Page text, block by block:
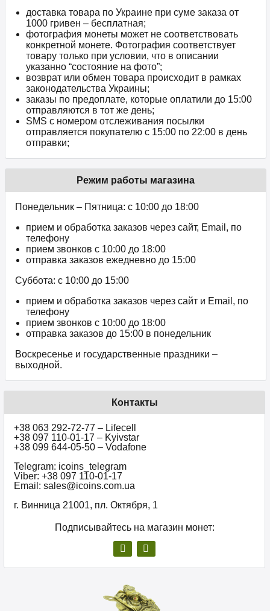
доставка товара по Украине при суме заказа от
1000 гривен – бесплатная;
фотография монеты может не соответствовать
конкретной монете. Фотография соответствует
товару только при условии, что в описании
указанно “состояние на фото”;
возврат или обмен товара происходит в рамках
законодательства Украины;
заказы по предоплате, которые оплатили до 15:00
отправляются в тот же день;
SMS с номером отслеживания посылки
отправляется покупателю с 15:00 по 22:00 в день
отправки;
Режим работы магазина
Понедельник – Пятница: с 10:00 до 18:00
прием и обработка заказов через сайт, Email, по
телефону
прием звонков c 10:00 до 18:00
отправка заказов ежедневно до 15:00
Суббота: с 10:00 до 15:00
прием и обработка заказов через сайт и Email, по
телефону
прием звонков c 10:00 до 18:00
отправка заказов до 15:00 в понедельник
Воскресенье и государственные праздники –
выходной.
Контакты
+38 063 292-72-77 – Lifecell
+38 097 110-01-17 – Kyivstar
+38 099 644-05-50 – Vodafone
Telegram: icoins_telegram
Viber: +38 097 110-01-17
Email: sales@icoins.com.ua
г. Винница 21001, пл. Октября, 1
Подписывайтесь на магазин монет: